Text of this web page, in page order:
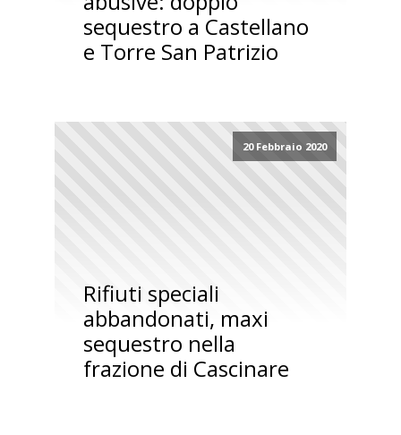
sequestro a Castellano
e Torre San Patrizio
20 Febbraio 2020
Rifiuti speciali
abbandonati, maxi
sequestro nella
frazione di Cascinare